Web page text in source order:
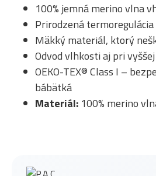
100% jemná merino vlna
Prirodzená
Mäkký materiál, ktorý
Odvod vlhkosti aj pri
OEKO-TEX® Class I –
bábätká
Materiál: 100% merino